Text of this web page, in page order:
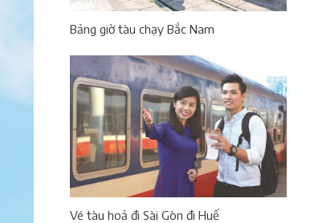
Bảng giờ tàu chạy Bắc Nam
Vé tàu hoả đi Sài Gòn đi Huế